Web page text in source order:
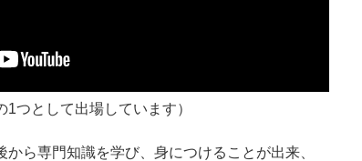
1つとして出場しています）
ら専門知識を学び、身につけることが出来、